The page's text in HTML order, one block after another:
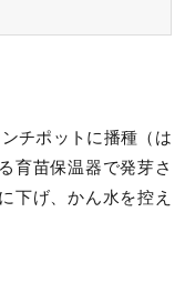
チポットに播種（は
育苗保温器で発芽さ
下げ、かん水を控え